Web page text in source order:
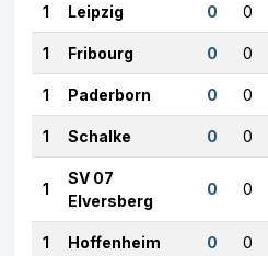
1 Leipzig 0 0
1 Fribourg 0 0
1 Paderborn 0 0
1 Schalke 0 0
1
SV 07
Elversberg
0 0
1 Hoffenheim 0 0